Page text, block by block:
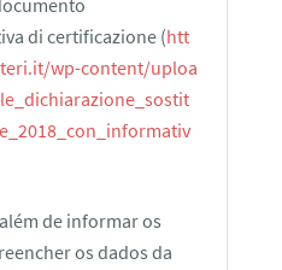
di certificazione (htt
wp-content/uploa
de informar os
os dados da